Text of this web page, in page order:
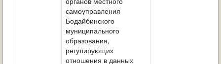
самоуправления
Бодайбинского
муниципального
образования,
регулирующих
отношения в данных